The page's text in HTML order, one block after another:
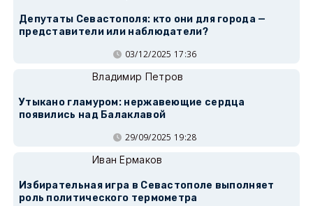
Депутаты Севастополя: кто они для города —
представители или наблюдатели?
03/12/2025 17:36
Владимир Петров
Утыкано гламуром: нержавеющие сердца
появились над Балаклавой
29/09/2025 19:28
Иван Ермаков
Избирательная игра в Севастополе выполняет
роль политического термометра